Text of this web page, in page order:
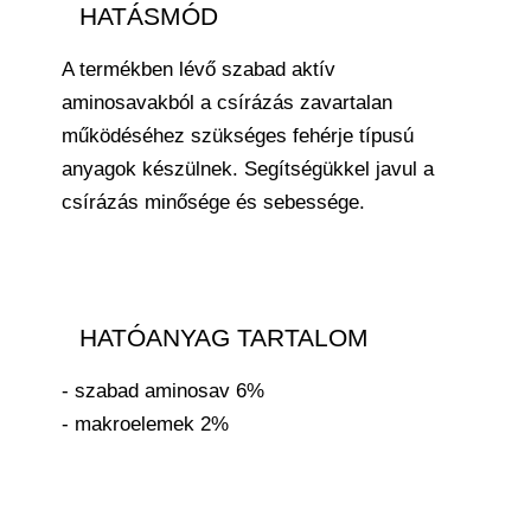
HATÁSMÓD
A termékben lévő szabad aktív
aminosavakból a csírázás zavartalan
működéséhez szükséges fehérje típusú
anyagok készülnek. Segítségükkel javul a
csírázás minősége és sebessége.
HATÓANYAG TARTALOM
- szabad aminosav 6%
- makroelemek 2%